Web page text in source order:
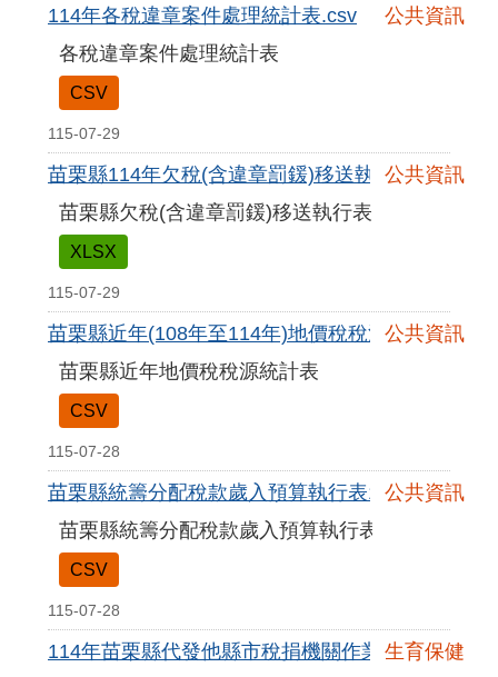
114年各稅違章案件處理統計表.csv
公共資訊
各稅違章案件處理統計表
CSV
115-07-29
苗栗縣114年欠稅(含違章罰鍰)移送執行表(xlsx格
公共資訊
苗栗縣欠稅(含違章罰鍰)移送執行表
XLSX
115-07-29
苗栗縣近年(108年至114年)地價稅稅源統計表
公共資訊
苗栗縣近年地價稅稅源統計表
CSV
115-07-28
苗栗縣統籌分配稅款歲入預算執行表115年6月
公共資訊
苗栗縣統籌分配稅款歲入預算執行表115年6月
CSV
115-07-28
114年苗栗縣代發他縣市稅捐機關作業統計表
生育保健